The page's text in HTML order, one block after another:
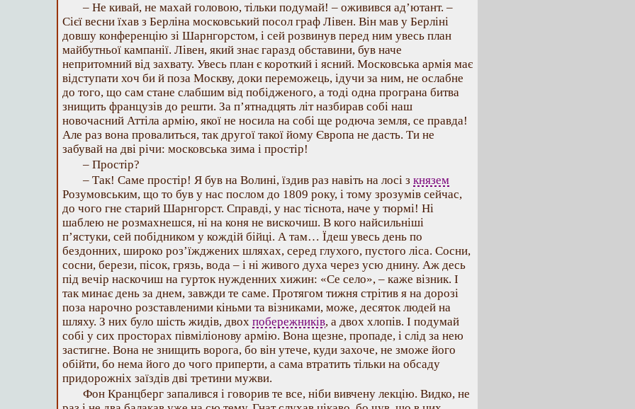
– Не кивай, не махай головою, тільки подумай! – оживився ад’ютант. –
Сієї весни їхав з Берліна московський посол граф Лівен. Він мав у Берліні
довшу конференцію зі Шарнгорстом, і сей розвинув перед ним увесь план
майбутньої кампанії. Лівен, який знає гаразд обставини, був наче
непритомний від захвату. Увесь план є короткий і ясний. Московська армія має
відступати хоч би й поза Москву, доки переможець, ідучи за ним, не ослабне
до того, що сам стане слабшим від побідженого, а тоді одна програна битва
знищить французів до решти. За п’ятнадцять літ назбирав собі наш
новочасний Аттіла армію, якої не носила на собі ще родюча земля, се правда!
Але раз вона провалиться, так другої такої йому Європа не дасть. Ти не
забувай на дві річи: московська зима і простір!
– Простір?
– Так! Саме простір! Я був на Волині, їздив раз навіть на лосі з князем
Розумовським, що то був у нас послом до 1809 року, і тому зрозумів сейчас,
до чого гне старий Шарнгорст. Справді, у нас тіснота, наче у тюрмі! Ні
шаблею не розмахнешся, ні на коня не вискочиш. В кого найсильніші
п’ястуки, сей побідником у кождій бійці. А там… Їдеш увесь день по
бездонних, широко роз’їжджених шляхах, серед глухого, пустого ліса. Сосни,
сосни, берези, пісок, грязь, вода – і ні живого духа через усю днину. Аж десь
під вечір наскочиш на гурток нужденних хижин: «Се село», – каже візник. І
так минає день за днем, завжди те саме. Протягом тижня стрітив я на дорозі
поза нарочно розставленими кіньми та візниками, може, десяток людей на
шляху. З них було шість жидів, двох побережників, а двох хлопів. І подумай
собі у сих просторах півміліонову армію. Вона щезне, пропаде, і слід за нею
застигне. Вона не знищить ворога, бо він утече, куди захоче, не зможе його
обійти, бо нема його до чого приперти, а сама втратить тільки на обсаду
придорожніх заїздів дві третини мужви.
Фон Кранцберг запалився і говорив те все, ніби вивчену лекцію. Видко, не